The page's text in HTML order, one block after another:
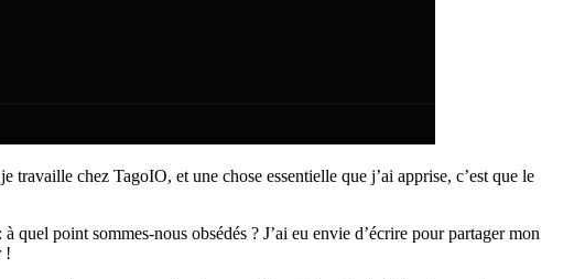
chez TagoIO, et une chose essentielle que j’ai apprise, c’est que le
quel point sommes-nous obsédés ? J’ai eu envie d’écrire pour partager mon
!